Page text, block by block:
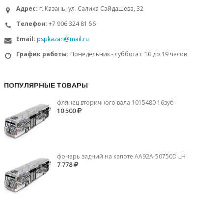
Адрес: г. Казань, ул. Салиха Сайдашева, 32
Телефон: +7 906 324 81 56
Email: pspkazan@mail.ru
График работы: Понедельник - суббота с 10 до 19 часов
ПОПУЛЯРНЫЕ ТОВАРЫ
флянец вторичного вала 1015480 16зуб
10 500
фонарь задний на капоте AA92A-50750D LH
7 778